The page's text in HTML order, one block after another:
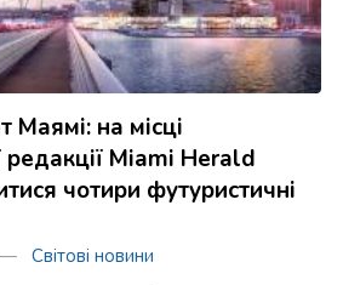
Маямі: на місці
Miami Herald
чотири футуристичні
— Світові новини